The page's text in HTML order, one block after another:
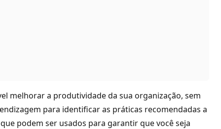
melhorar a produtividade da sua organização, sem
para identificar as práticas recomendadas a
podem ser usados para garantir que você seja